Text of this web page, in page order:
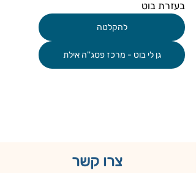
בעזרת בוט
להקלטה
גן לי בוט - מרכז פסג''ה אילת
צרו קשר